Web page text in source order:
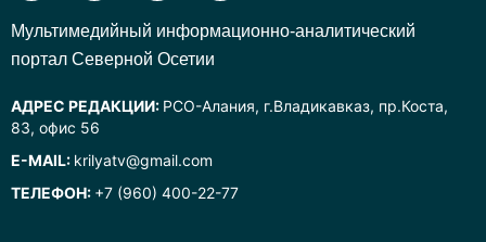
Mультимедийный информационно-аналитический
портал Северной Осетии
АДРЕС РЕДАКЦИИ: РСО-Алания, г.Владикавказ, пр.Коста,
83, офис 56
E-MAIL: krilyatv@gmail.com
ТЕЛЕФОН: +7 (960) 400-22-77